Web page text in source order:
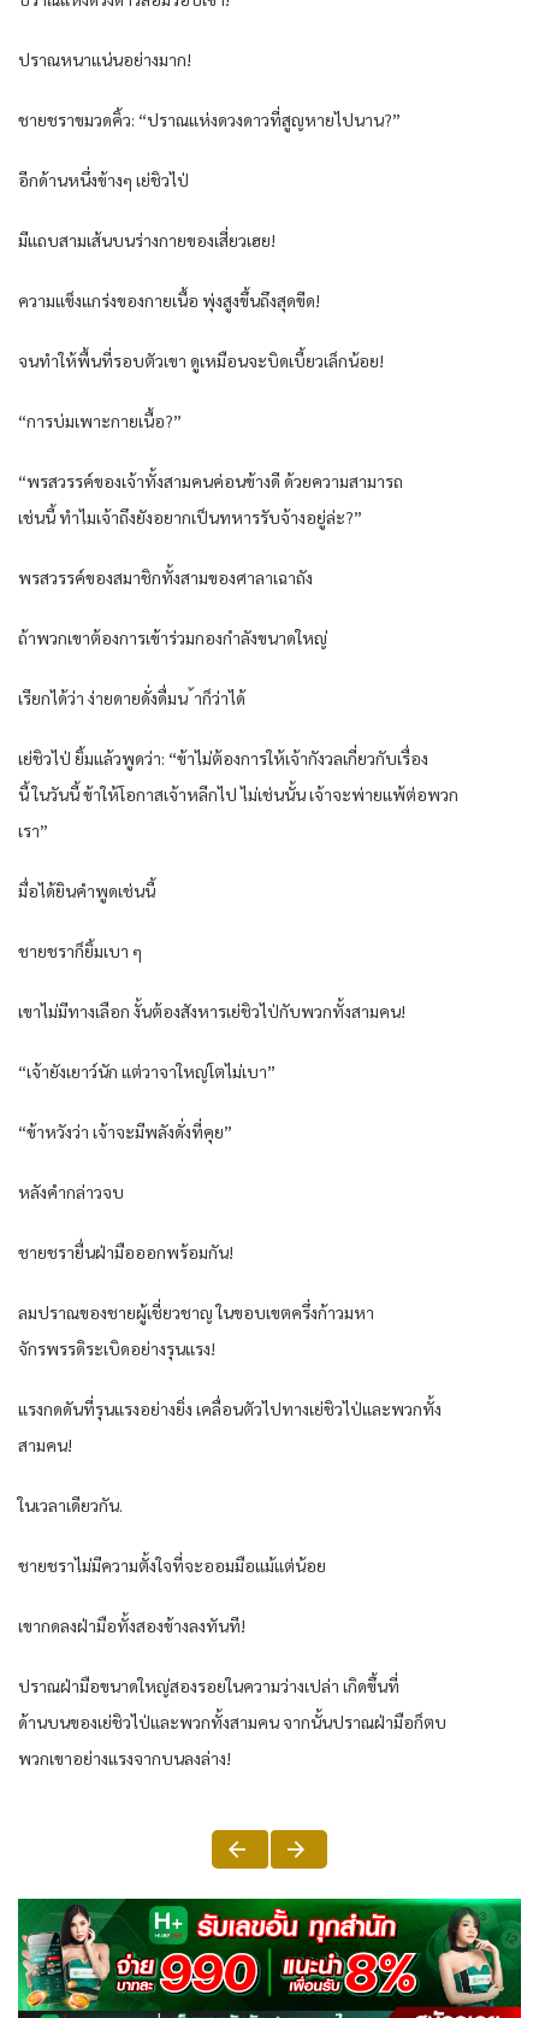
ปราณหนาแน่นอย่างมาก!
ชายชราขมวดคิ้ว: “ปราณแห่งดวงดาวที่สูญหายไปนาน?”
อีกด้านหนึ่งข้างๆ เย่ชิวไป่
มีแถบสามเส้นบนร่างกายของเสี่ยวเฮย!
ความแข็งแกร่งของกายเนื้อ พุ่งสูงขึ้นถึงสุดขีด!
จนทำให้พื้นที่รอบตัวเขา ดูเหมือนจะบิดเบี้ยวเล็กน้อย!
“การบ่มเพาะกายเนื้อ?”
“พรสวรรค์ของเจ้าทั้งสามคนค่อนข้างดี ด้วยความสามารถ
เช่นนี้ ทำไมเจ้าถึงยังอยากเป็นทหารรับจ้างอยู่ล่ะ?”
พรสวรรค์ของสมาชิกทั้งสามของศาลาเฉาถัง
ถ้าพวกเขาต้องการเข้าร่วมกองกำลังขนาดใหญ่
เรียกได้ว่า ง่ายดายดั่งดื่มน ้าก็ว่าได้
เย่ชิวไป่ ยิ้มแล้วพูดว่า: “ข้าไม่ต้องการให้เจ้ากังวลเกี่ยวกับเรื่อง
นี้ ในวันนี้ ข้าให้โอกาสเจ้าหลีกไป ไม่เช่นนั้น เจ้าจะพ่ายแพ้ต่อพวก
เรา”
มื่อได้ยินคำพูดเช่นนี้
ชายชราก็ยิ้มเบา ๆ
เขาไม่มีทางเลือก งั้นต้องสังหารเย่ชิวไป่กับพวกทั้งสามคน!
“เจ้ายังเยาว์นัก แต่วาจาใหญ่โตไม่เบา”
“ข้าหวังว่า เจ้าจะมีพลังดั่งที่คุย”
หลังคำกล่าวจบ
ชายชรายื่นฝ่ามือออกพร้อมกัน!
ลมปราณของชายผู้เชี่ยวชาญ ในขอบเขตครึ่งก้าวมหา
จักรพรรดิระเบิดอย่างรุนแรง!
แรงกดดันที่รุนแรงอย่างยิ่ง เคลื่อนตัวไปทางเย่ชิวไป่และพวกทั้ง
สามคน!
ในเวลาเดียวกัน.
ชายชราไม่มีความตั้งใจที่จะออมมือแม้แต่น้อย
เขากดลงฝ่ามือทั้งสองข้างลงทันที!
ปราณฝ่ามือขนาดใหญ่สองรอยในความว่างเปล่า เกิดขึ้นที่
ด้านบนของเย่ชิวไป่และพวกทั้งสามคน จากนั้นปราณฝ่ามือก็ตบ
พวกเขาอย่างแรงจากบนลงล่าง!